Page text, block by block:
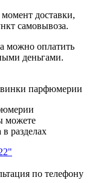
доставки,
самовывоза.
можно оплатить
деньгами.
парфюмерии
можете
разделах
по телефону